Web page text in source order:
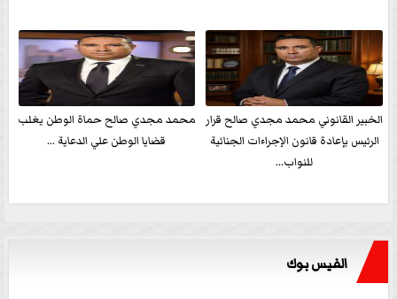
الخبير القانوني محمد مجدي صالح قرار
الرئيس بإعادة قانون الإجراءات الجنائية
للنواب...
محمد مجدي صالح حماة الوطن يغلب
قضايا الوطن علي الدعاية ...
الفيس بوك